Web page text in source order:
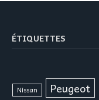
ÉTIQUETTES
Nissan Peugeot